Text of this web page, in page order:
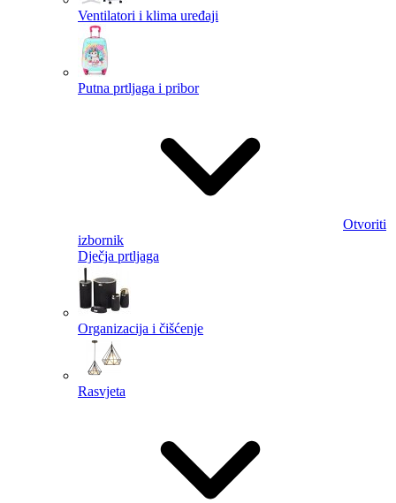
Ventilatori i klima uređaji
Putna prtljaga i pribor
Otvoriti
izbornik
Dječja prtljaga
Organizacija i čišćenje
Rasvjeta